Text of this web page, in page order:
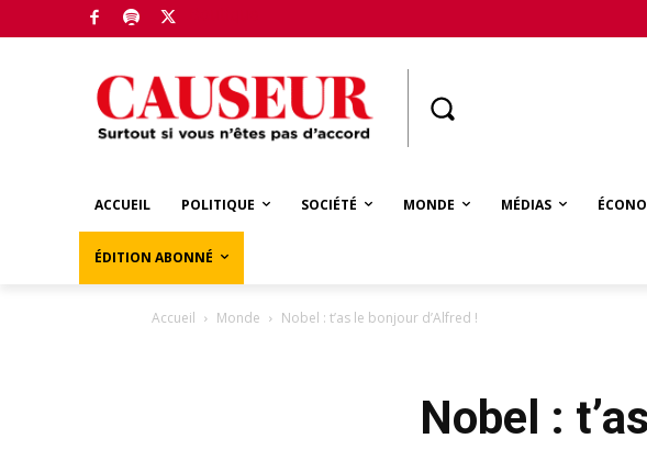
ACCUEIL POLITIQUE SOCIÉTÉ MONDE MÉDIAS
ÉDITION ABONNÉ
Accueil Monde Nobel : t’as le bonjour d’Alfred !
Nobel :